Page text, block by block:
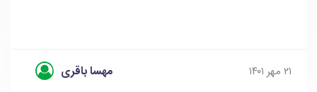
مهسا باقری ۲۱ مهر ۱۴۰۱